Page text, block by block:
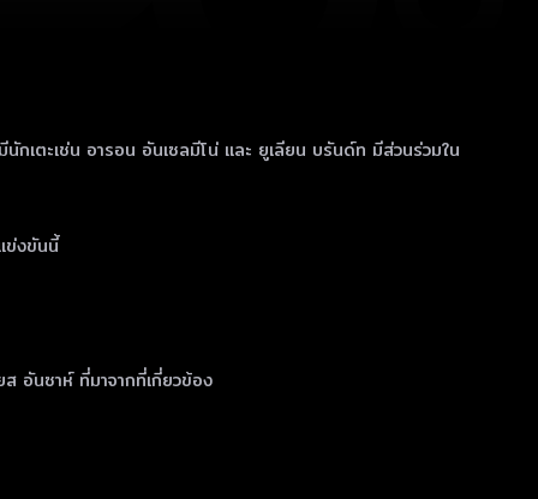
เตะเช่น อารอน อันเซลมีโน่ และ ยูเลียน บรันด์ท มีส่วนร่วมใน
ข่งขันนี้
อันซาห์ ที่มาจากที่เกี่ยวข้อง